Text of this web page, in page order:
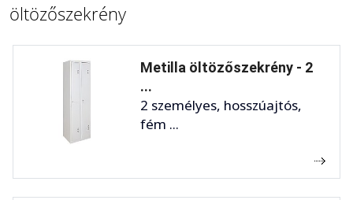
öltözőszekrény
Metilla öltözőszekrény - 2
...
2 személyes, hosszúajtós,
fém ...